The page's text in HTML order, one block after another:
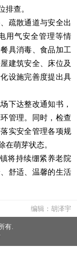
排查。
疏散通道与安全出
用气安全管理等情
具消毒、食品加工
建筑安全、床位及
设施完善度提出具
达整改通知书，
管理。同时，检查
实安全管理各项规
在萌芽状态。
将持续绷紧养老院
舒适、温馨的生活
编辑：胡泽宇
有.